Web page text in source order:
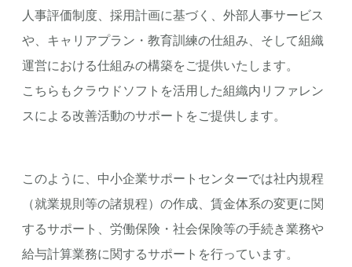
人事評価制度、採用計画に基づく、外部人事サービス
や、キャリアプラン・教育訓練の仕組み、そして組織
運営における仕組みの構築をご提供いたします。
こちらもクラウドソフトを活用した組織内リファレン
スによる改善活動のサポートをご提供します。
このように、中小企業サポートセンターでは社内規程
（就業規則等の諸規程）の作成、賃金体系の変更に関
するサポート、労働保険・社会保険等の手続き業務や
給与計算業務に関するサポートを行っています。